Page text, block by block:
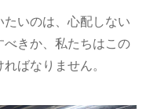
いのは、心配しない
きか、私たちはこの
ばなりません。